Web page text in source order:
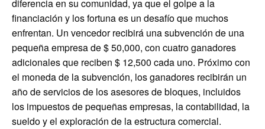
diferencia en su comunidad, ya que el golpe a la
financiación y los fortuna es un desafío que muchos
enfrentan. Un vencedor recibirá una subvención de una
pequeña empresa de $ 50,000, con cuatro ganadores
adicionales que reciben $ 12,500 cada uno. Próximo con
el moneda de la subvención, los ganadores recibirán un
año de servicios de los asesores de bloques, incluidos
los impuestos de pequeñas empresas, la contabilidad, la
sueldo y el exploración de la estructura comercial.